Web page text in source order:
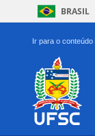
BRASIL
Ir para o conteúdo